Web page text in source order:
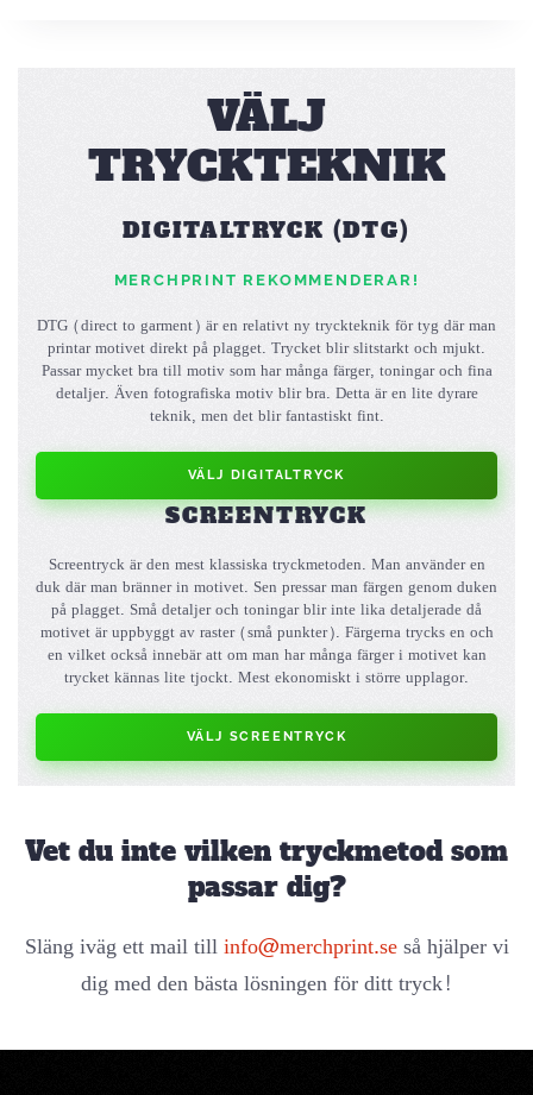
VÄLJ
TRYCKTEKNIK
DIGITALTRYCK (DTG)
MERCHPRINT REKOMMENDERAR!
DTG (direct to garment) är en relativt ny tryckteknik för tyg där man
printar motivet direkt på plagget. Trycket blir slitstarkt och mjukt.
Passar mycket bra till motiv som har många färger, toningar och fina
detaljer. Även fotografiska motiv blir bra. Detta är en lite dyrare
teknik, men det blir fantastiskt fint.
VÄLJ DIGITALTRYCK
SCREENTRYCK
Screentryck är den mest klassiska tryckmetoden. Man använder en
duk där man bränner in motivet. Sen pressar man färgen genom duken
på plagget. Små detaljer och toningar blir inte lika detaljerade då
motivet är uppbyggt av raster (små punkter). Färgerna trycks en och
en vilket också innebär att om man har många färger i motivet kan
trycket kännas lite tjockt. Mest ekonomiskt i större upplagor.
VÄLJ SCREENTRYCK
Vet du inte vilken tryckmetod som
passar dig?
Släng iväg ett mail tillinfo@merchprint.seså hjälper vi
dig med den bästa lösningen för ditt tryck!